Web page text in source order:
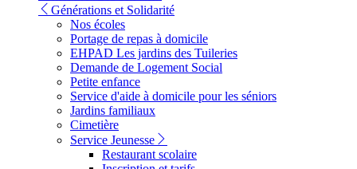
Générations et Solidarité
Nos écoles
Portage de repas à domicile
EHPAD Les jardins des Tuileries
Demande de Logement Social
Petite enfance
Service d'aide à domicile pour les séniors
Jardins familiaux
Cimetière
Service Jeunesse
Restaurant scolaire